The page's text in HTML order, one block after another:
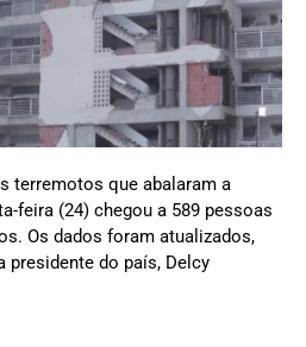
terremotos que abalaram a
feira (24) chegou a 589 pessoas
Os dados foram atualizados,
presidente do país, Delcy